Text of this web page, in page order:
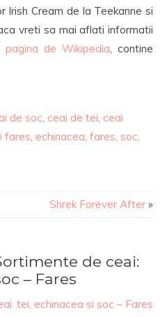
Irish Cream de la Teekanne si
vreti sa mai aflati informatii
pagina de Wikipedia , contine
de soc ceai de tei ceai
fares echinacea fares soc
Shrek Forever After »
de ceai:
– Fares
tei, echinacea si soc – Fares